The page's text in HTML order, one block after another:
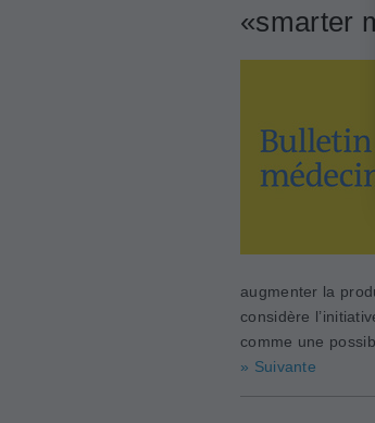
«smarter
augmenter la
considère
comme une
» Suivante